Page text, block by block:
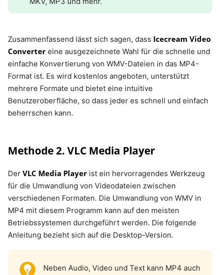
Zusammenfassend lässt sich sagen, dass Icecream Video
Converter eine ausgezeichnete Wahl für die schnelle und
einfache Konvertierung von WMV-Dateien in das MP4-
Format ist. Es wird kostenlos angeboten, unterstützt
mehrere Formate und bietet eine intuitive
Benutzeroberfläche, so dass jeder es schnell und einfach
beherrschen kann.
Methode 2. VLC Media Player
Der VLC Media Player ist ein hervorragendes Werkzeug
für die Umwandlung von Videodateien zwischen
verschiedenen Formaten. Die Umwandlung von WMV in
MP4 mit diesem Programm kann auf den meisten
Betriebssystemen durchgeführt werden. Die folgende
Anleitung bezieht sich auf die Desktop-Version.
Neben Audio, Video und Text kann MP4 auch